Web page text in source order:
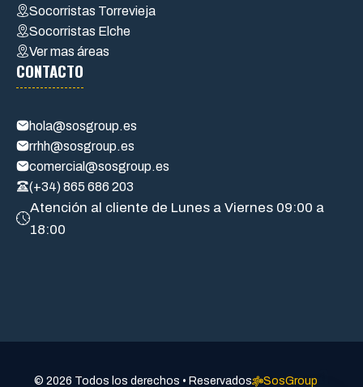
Socorristas Torrevieja
Socorristas Elche
Ver mas áreas
CONTACTO
hola@sosgroup.es
rrhh@sosgroup.es
comercial@sosgroup.es
(+34) 865 686 203
Atención al cliente de Lunes a Viernes 09:00 a
18:00
© 2026 Todos los derechos • Reservados SosGroup